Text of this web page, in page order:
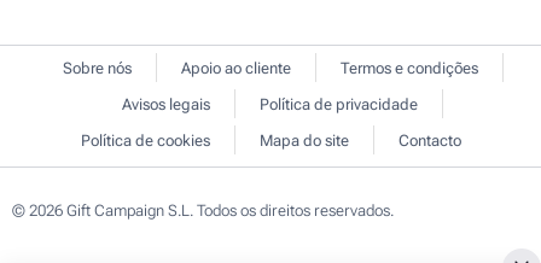
Sobre nós Apoio ao cliente
Termos e condições
Avisos legais
Política de privacidade
Política de cookies
Mapa do site Contacto
© 2026 Gift Campaign S.L. Todos os direitos reservados.